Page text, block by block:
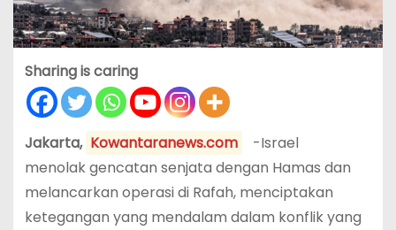
Sharing is caring
Jakarta, Kowantaranews.com
-Israel
menolak gencatan senjata dengan Hamas dan
melancarkan operasi di Rafah, menciptakan
ketegangan yang mendalam dalam konflik yang